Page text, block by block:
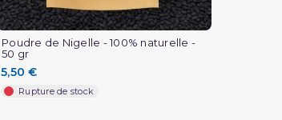
Poudre de Nigelle - 100% naturelle -
50 gr
5,50 €
Rupture de stock